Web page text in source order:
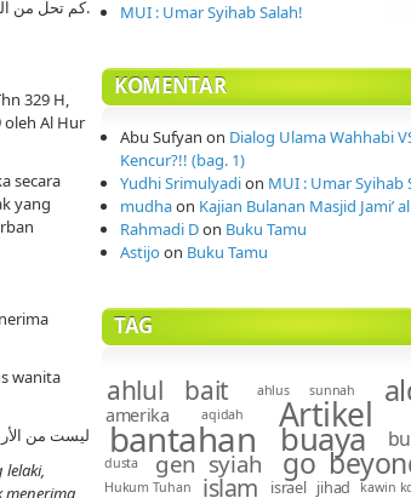
كم تحل من المتعة؟ قال: هن بمنزلة الإماء.
329 H,
oleh Al Hur
secara
yang
wanita
ليست من
menerima
MUI : Umar Syihab Salah!
KOMENTAR
Abu Sufyan on Dialog Ulama Wahhabi
Kencur?!! (bag. 1)
Yudhi Srimulyadion MUI : Umar Syihab
mudhaon Kajian Bulanan Masjid Jami’
Rahmadi Don Buku Tamu
Astijoon Buku Tamu
TAG
ahlul bait ahlus sunnah
amerika aqidah Artikel
bantahan buaya
dusta
gen syiah go
Hukum Tuhan islam israel jihad kawin